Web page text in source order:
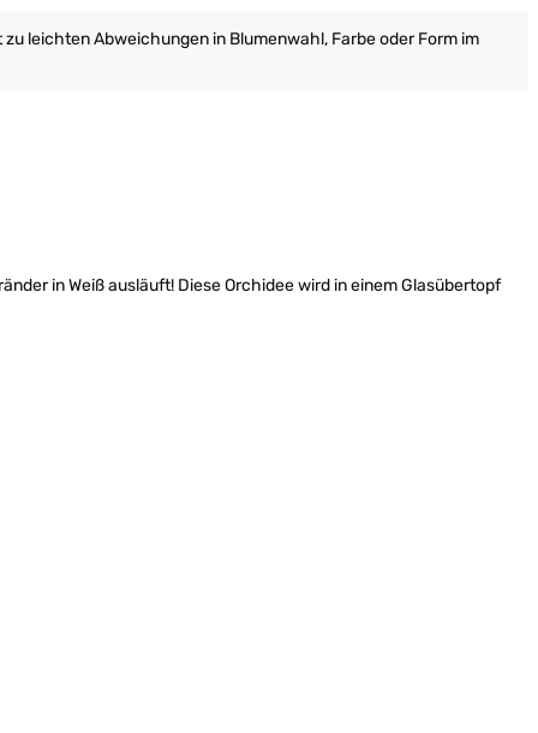
leichten Abweichungen in Blumenwahl, Farbe oder Form im
in Weiß ausläuft! Diese Orchidee wird in einem Glasübertopf